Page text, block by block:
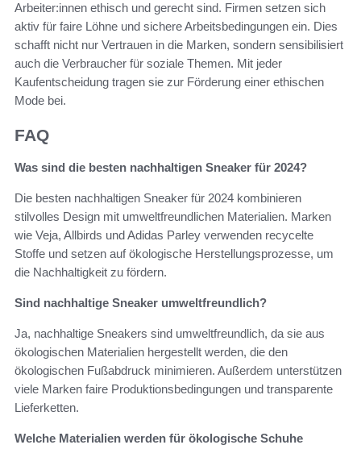
Arbeiter:innen ethisch und gerecht sind. Firmen setzen sich
aktiv für faire Löhne und sichere Arbeitsbedingungen ein. Dies
schafft nicht nur Vertrauen in die Marken, sondern sensibilisiert
auch die Verbraucher für soziale Themen. Mit jeder
Kaufentscheidung tragen sie zur Förderung einer ethischen
Mode bei.
FAQ
Was sind die besten nachhaltigen Sneaker für 2024?
Die besten nachhaltigen Sneaker für 2024 kombinieren
stilvolles Design mit umweltfreundlichen Materialien. Marken
wie Veja, Allbirds und Adidas Parley verwenden recycelte
Stoffe und setzen auf ökologische Herstellungsprozesse, um
die Nachhaltigkeit zu fördern.
Sind nachhaltige Sneaker umweltfreundlich?
Ja, nachhaltige Sneakers sind umweltfreundlich, da sie aus
ökologischen Materialien hergestellt werden, die den
ökologischen Fußabdruck minimieren. Außerdem unterstützen
viele Marken faire Produktionsbedingungen und transparente
Lieferketten.
Welche Materialien werden für ökologische Schuhe